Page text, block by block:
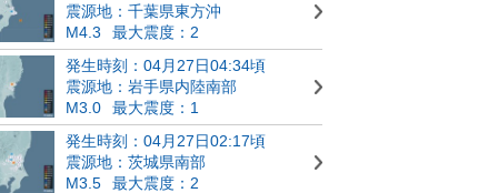
震源地：千葉県東方沖
M4.3
最大震度：2
発生時刻：04月27日04:34頃
震源地：岩手県内陸南部
M3.0
最大震度：1
発生時刻：04月27日02:17頃
震源地：茨城県南部
M3.5
最大震度：2